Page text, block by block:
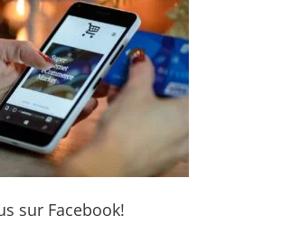
sur Facebook!